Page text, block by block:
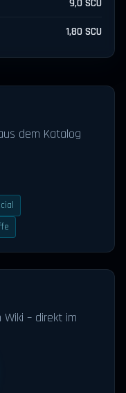
9,0 SCU
1,80 SCU
dem Katalog
– direkt im